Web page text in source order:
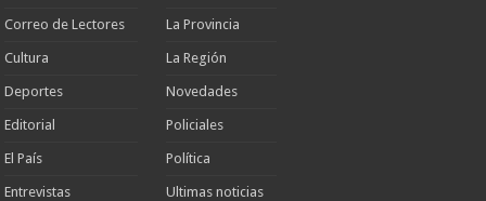
Correo de Lectores
Cultura
Deportes
Editorial
El País
Entrevistas
La Provincia
La Región
Novedades
Policiales
Política
Ultimas noticias